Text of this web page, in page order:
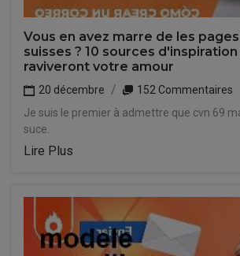
Vous en avez marre de les
suisses ? 10 sources d'inspiration
raviveront votre amour
20 décembre
152 Commentaires
Je suis le premier à admettre que cvn 69
suce.
Lire Plus